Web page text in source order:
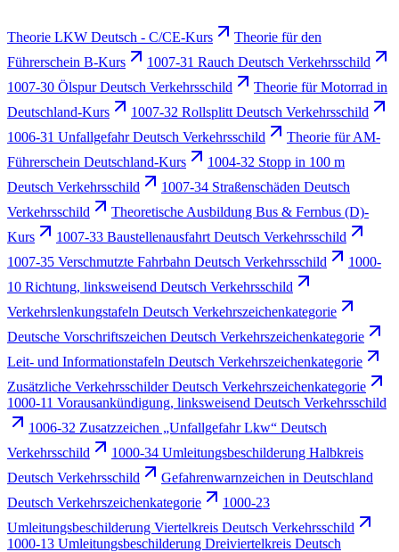
Theorie LKW Deutsch - C/CE-Kurs
Theorie für den
Führerschein B-Kurs
1007-31 Rauch Deutsch Verkehrsschild
1007-30 Ölspur Deutsch Verkehrsschild
Theorie für Motorrad in
Deutschland-Kurs
1007-32 Rollsplitt Deutsch Verkehrsschild
1006-31 Unfallgefahr Deutsch Verkehrsschild
Theorie für AM-
Führerschein Deutschland-Kurs
1004-32 Stopp in 100 m
Deutsch Verkehrsschild
1007-34 Straßenschäden Deutsch
Verkehrsschild
Theoretische Ausbildung Bus & Fernbus (D)-
Kurs
1007-33 Baustellenausfahrt Deutsch Verkehrsschild
1007-35 Verschmutzte Fahrbahn Deutsch Verkehrsschild
1000-
10 Richtung, linksweisend Deutsch Verkehrsschild
Verkehrslenkungstafeln Deutsch Verkehrszeichenkategorie
Deutsche Vorschriftszeichen Deutsch Verkehrszeichenkategorie
Leit- und Informationstafeln Deutsch Verkehrszeichenkategorie
Zusätzliche Verkehrsschilder Deutsch Verkehrszeichenkategorie
1000-11 Vorausankündigung, linksweisend Deutsch Verkehrsschild
1006-32 Zusatzzeichen „Unfallgefahr Lkw“ Deutsch
Verkehrsschild
1000-34 Umleitungsbeschilderung Halbkreis
Deutsch Verkehrsschild
Gefahrenwarnzeichen in Deutschland
Deutsch Verkehrszeichenkategorie
1000-23
Umleitungsbeschilderung Viertelkreis Deutsch Verkehrsschild
1000-13 Umleitungsbeschilderung Dreiviertelkreis Deutsch